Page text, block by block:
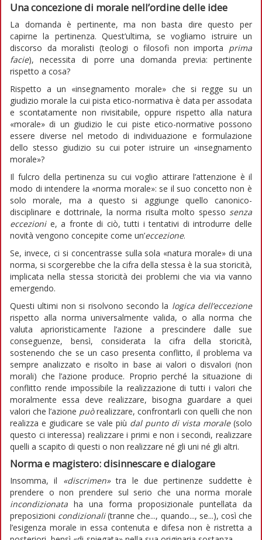
Una concezione di morale nell’ordine delle idee
La domanda è pertinente, ma non basta dire questo per
capirne la pertinenza. Quest’ultima, se vogliamo istruire un
discorso da moralisti (teologi o filosofi non importa prima
facie), necessita di porre una domanda previa: pertinente
rispetto a cosa?
Rispetto a un «insegnamento morale» che si regge su un
giudizio morale la cui pista etico-normativa è data per assodata
e scontatamente non rivisitabile, oppure rispetto alla natura
«morale» di un giudizio le cui piste etico-normative possono
essere diverse nel metodo di individuazione e formulazione
dello stesso giudizio su cui poter istruire un «insegnamento
morale»?
Il fulcro della pertinenza su cui voglio attirare l’attenzione è il
modo di intendere la «norma morale»: se il suo concetto non è
solo morale, ma a questo si aggiunge quello canonico-
disciplinare e dottrinale, la norma risulta molto spesso senza
eccezionie, a fronte di ciò, tutti i tentativi di introdurre delle
novità vengono concepite come un’eccezione.
Se, invece, ci si concentrasse sulla sola «natura morale» di una
norma, si scorgerebbe che la cifra della stessa è la sua storicità,
implicata nella stessa storicità dei problemi che via via vanno
emergendo.
Questi ultimi non si risolvono secondo la logica dell’eccezione
rispetto alla norma universalmente valida, o alla norma che
valuta aprioristicamente l’azione a prescindere dalle sue
conseguenze, bensì, considerata la cifra della storicità,
sostenendo che se un caso presenta conflitto, il problema va
sempre analizzato e risolto in base ai valori o disvalori (non
morali) che l’azione produce. Proprio perché la situazione di
conflitto rende impossibile la realizzazione di tutti i valori che
moralmente essa deve realizzare, bisogna guardare a quei
valori che l’azione puòrealizzare, confrontarli con quelli che non
realizza e giudicare se vale più dal punto di vista morale(solo
questo ci interessa) realizzare i primi e non i secondi, realizzare
quelli a scapito di questi o non realizzare né gli uni né gli altri.
Norma e magistero: disinnescare e dialogare
Insomma, il «discrimen»tra le due pertinenze suddette è
prendere o non prendere sul serio che una norma morale
incondizionata ha una forma proposizionale puntellata da
preposizioni condizionali(tranne che..., quando..., se...), così che
l’esigenza morale in essa contenuta e difesa non è ristretta a